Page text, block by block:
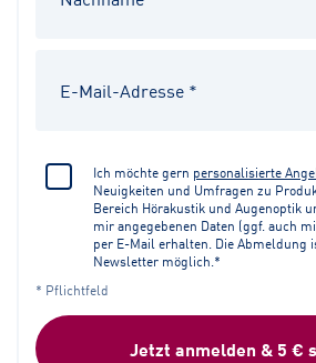
Ich möchte gern personalisierte
Neuigkeiten und Umfragen zu
Bereich Hörakustik und Augenoptik
mir angegebenen Daten (ggf. auch
per E-Mail erhalten. Die Abmeldung
Newsletter möglich.*
* Pflichtfeld
Jetzt anmelden & 5 €